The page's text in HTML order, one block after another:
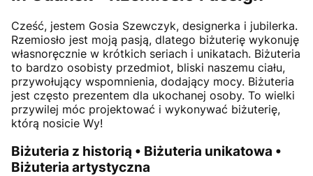
Cześć, jestem Gosia Szewczyk, designerka i jubilerka.
Rzemiosło jest moją pasją, dlatego biżuterię wykonuję
własnoręcznie w krótkich seriach i unikatach. Biżuteria
to bardzo osobisty przedmiot, bliski naszemu ciału,
przywołujący wspomnienia, dodający mocy. Biżuteria
jest często prezentem dla ukochanej osoby. To wielki
przywilej móc projektować i wykonywać biżuterię,
którą nosicie Wy!
Biżuteria z historią • Biżuteria unikatowa •
Biżuteria artystyczna